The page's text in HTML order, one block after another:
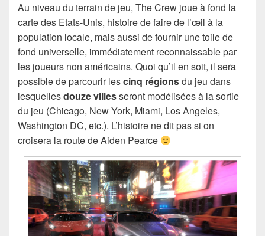
Au niveau du terrain de jeu, The Crew joue à fond la
carte des Etats-Unis, histoire de faire de l’œil à la
population locale, mais aussi de fournir une toile de
fond universelle, immédiatement reconnaissable par
les joueurs non américains. Quoi qu’il en soit, il sera
possible de parcourir lescinq régionsdu jeu dans
lesquellesdouze villesseront modélisées à la sortie
du jeu (Chicago, New York, Miami, Los Angeles,
Washington DC, etc.). L’histoire ne dit pas si on
croisera la route de Aiden Pearce